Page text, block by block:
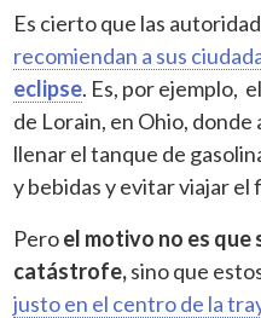
Es cierto que las
recomiendan a sus
eclipse. Es, por ejemplo,
de Lorain, en Ohio,
llenar el tanque de
y bebidas y evitar viajar el
Peroel motivo no es que
catástrofe,sino que
justo en el centro de la